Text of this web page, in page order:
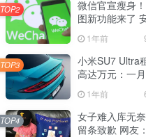
微信官宣瘦身
图新功能来了
1年前
TOP2
小米SU7 Ultra
高达万元：一
1年前
TOP3
女子难入库无
留条致歉 网友
TOP4